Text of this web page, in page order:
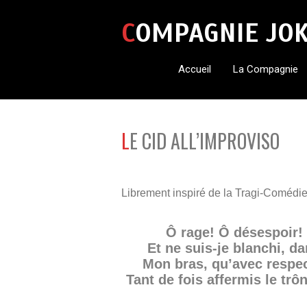
COMPAGNIE
Accueil La Compagnie
LE CID ALL’IMPROVISO
Librement inspiré de la Tragi-
Ô rage! Ô
Et ne suis-je blanchi,
Mon bras, qu’avec
Tant de fois affermis le